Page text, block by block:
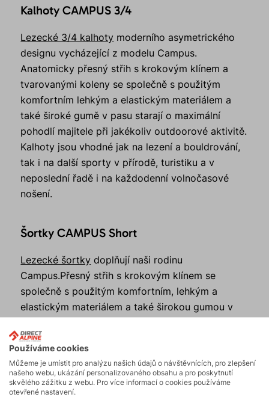
Kalhoty CAMPUS 3/4
Lezecké 3/4 kalhoty moderního asymetrického
designu vycházející z modelu Campus.
Anatomicky přesný střih s krokovým klínem a
tvarovanými koleny se společně s použitým
komfortním lehkým a elastickým materiálem a
také široké gumě v pasu starají o maximální
pohodlí majitele při jakékoliv outdoorové aktivitě.
Kalhoty jsou vhodné jak na lezení a bouldrování,
tak i na další sporty v přírodě, turistiku a v
neposlední řadě i na každodenní volnočasové
nošení.
Šortky CAMPUS Short
Lezecké šortky doplňují naši rodinu
Campus.Přesný střih s krokovým klínem se
společně s použitým komfortním, lehkým a
elastickým materiálem a také širokou gumou v
jakékoliv outdoorové aktivitě. Hlavní určení
tohoto produktu je lezení a bouldrování, ale
komfortně poslouží také při turistice či
každodenním volnočasovém nošení.
Používáme cookies
Můžeme je umístit pro analýzu našich údajů o návštěvnících, pro zlepšení
našeho webu, ukázání personalizovaného obsahu a pro poskytnutí
skvělého zážitku z webu. Pro více informací o cookies používáme
otevřené nastavení.